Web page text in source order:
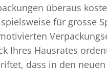
überaus
für grosse
Ihres Hausrates
dass in den